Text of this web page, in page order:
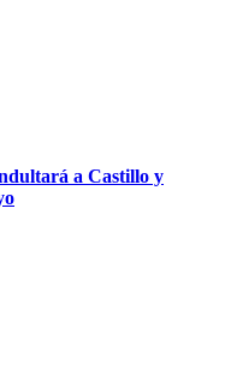
a Castillo y